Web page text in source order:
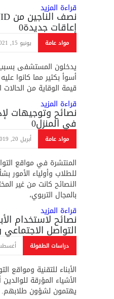
قراءة المزيد
إعاقات جديدة0
مواد عامة يونيو 15, 2021
أسوأ بكثير مما كانوا
قيمة الوقاية من
قراءة المزيد
‏نصائح وتوجيهات
في المنزل0
مواد عامة أبريل 20, 2019
المنتشرة في مواقع
للطلاب وأولياء الأمور
النصائح كانت من غير
بالمجال التربوي،
قراءة المزيد
نصائح لاستخدام
التواصل
دراسات الطفولة أغسطس 12,
الأبناء للتقنية ومواقع
الأشياء المؤرقة
يهتمون لشؤون طلابهم.